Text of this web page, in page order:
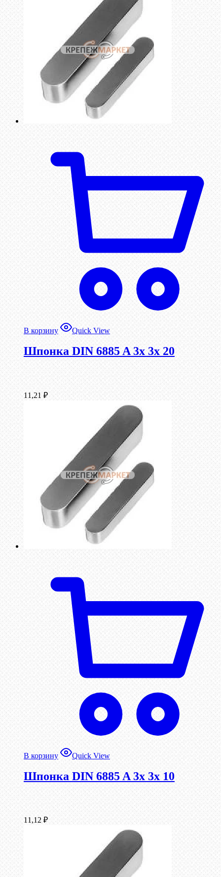
В корзину Quick View
Шпонка DIN 6885 A 3x 3x 20
11,21 ₽
В корзину Quick View
Шпонка DIN 6885 A 3x 3x 10
11,12 ₽